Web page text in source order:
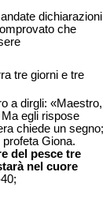
dichiarazioni
che
tre giorni e tre
a dirgli: «Maestro,
egli rispose
chiede un segno;
Giona.
del pesce tre
nel cuore